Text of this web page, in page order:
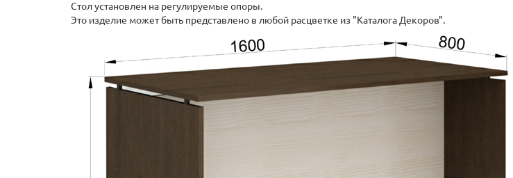
Стол установлен на регулируемые опоры.
Это изделие может быть представлено в любой расцветке из "Каталога Декоров".